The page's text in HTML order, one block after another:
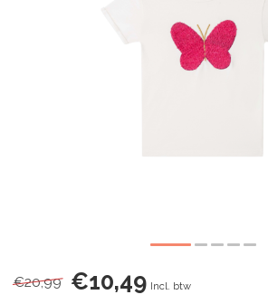
€20,99 €10,49 Incl. btw